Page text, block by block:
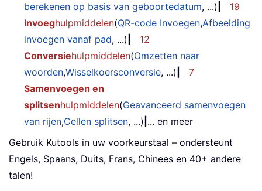
berekenen op basis van geboortedatum, ...)
19
Invoeghulpmiddelen(QR-code Invoegen,Afbeelding
invoegen vanaf pad, ...)
12
Conversiehulpmiddelen(Omzetten naar
woorden,Wisselkoersconversie, ...)
7
Samenvoegen en
splitsenhulpmiddelen(Geavanceerd samenvoegen
van rijen,Cellen splitsen, ...) ... en meer
Gebruik Kutools in uw voorkeurstaal – ondersteunt
Engels, Spaans, Duits, Frans, Chinees en 40+ andere
talen!